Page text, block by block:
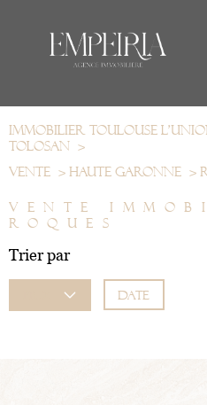
Immobilier Toulouse
Tolosan
Vente
Haute garonne
VENTE
ROQUES
Trier par
Date